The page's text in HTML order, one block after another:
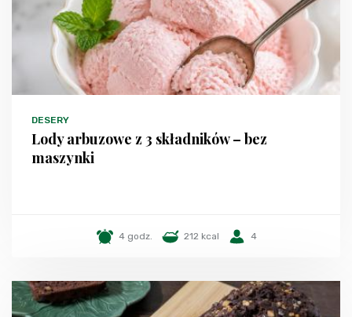
DESERY
Lody arbuzowe z 3 składników – bez
maszynki
4 godz. 212 kcal 4